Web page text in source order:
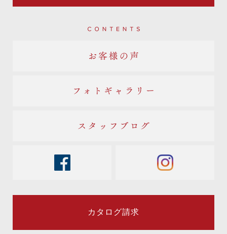
Contents
お客様の声
フォトギャラリー
スタッフブログ
instagram
カタログ請求